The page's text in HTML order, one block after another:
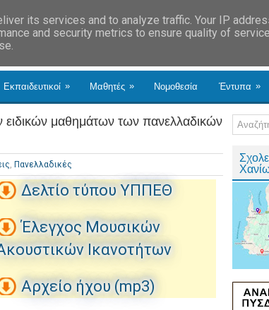
Εκπαιδευτικοί » Μαθητές » Νομοθεσία Έντυπα »
μαθημάτων των πανελλαδικών
, Πανελλαδικές
Δελτίο τύπου ΥΠΠΕΘ
Έλεγχος Μουσικών
Ικανοτήτων
Αρχείο ήχου (mp3)
its services and to analyze traffic. Your IP
and security metrics to ensure quality of